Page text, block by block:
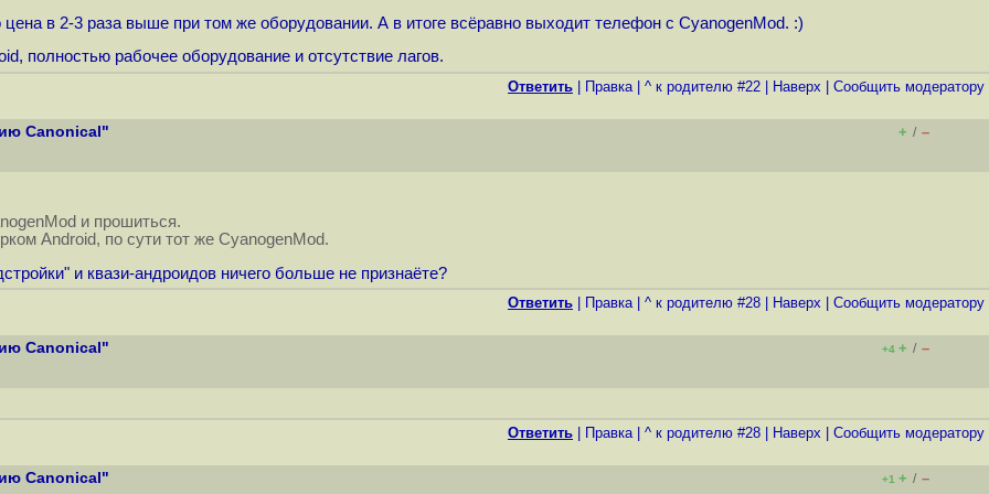
цена в 2-3 раза выше при том же оборудовании. А в итоге всёравно выходит телефон с CyanogenMod. :)
полностью рабочее оборудование и отсутствие лагов.
Ответить Правка| ^ к родителю #22 Наверх Cообщить модератору
Canonical" + / –
и прошиться.
Android, по сути тот же CyanogenMod.
и квази-андроидов ничего больше не признаёте?
Ответить Правка| ^ к родителю #28 Наверх Cообщить модератору
Canonical" +4 + / –
Ответить Правка| ^ к родителю #28 Наверх Cообщить модератору
Canonical" +1 + / –